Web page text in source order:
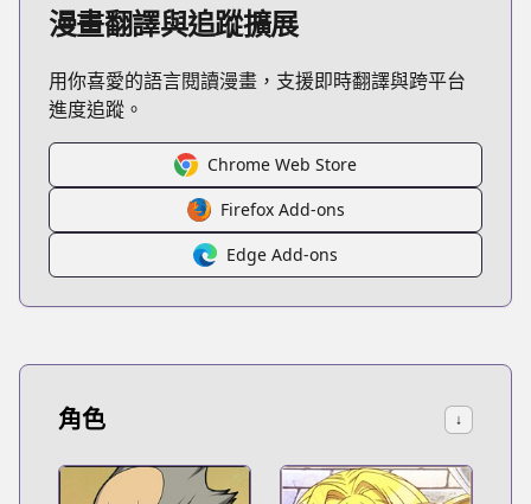
漫畫翻譯與追蹤擴展
用你喜愛的語言閱讀漫畫，支援即時翻譯與跨平台
進度追蹤。
Chrome Web Store
Firefox Add-ons
Edge Add-ons
角色 ↓